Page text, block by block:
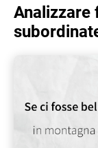
Analizzare